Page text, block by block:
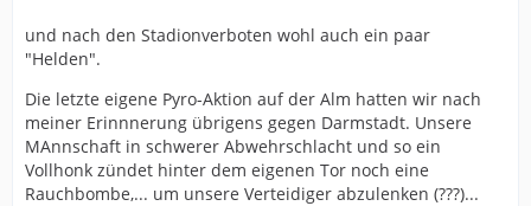
und nach den Stadionverboten wohl auch ein paar
"Helden".
Die letzte eigene Pyro-Aktion auf der Alm hatten wir nach
meiner Erinnnerung übrigens gegen Darmstadt. Unsere
MAnnschaft in schwerer Abwehrschlacht und so ein
Vollhonk zündet hinter dem eigenen Tor noch eine
Rauchbombe,... um unsere Verteidiger abzulenken (???)...